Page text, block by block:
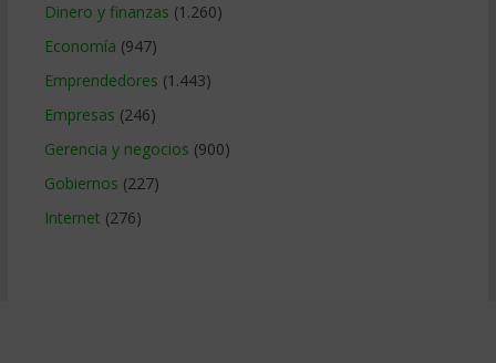
Dinero y finanzas (1.260)
Economía (947)
Emprendedores (1.443)
Empresas (246)
Gerencia y negocios (900)
Gobiernos (227)
Internet (276)